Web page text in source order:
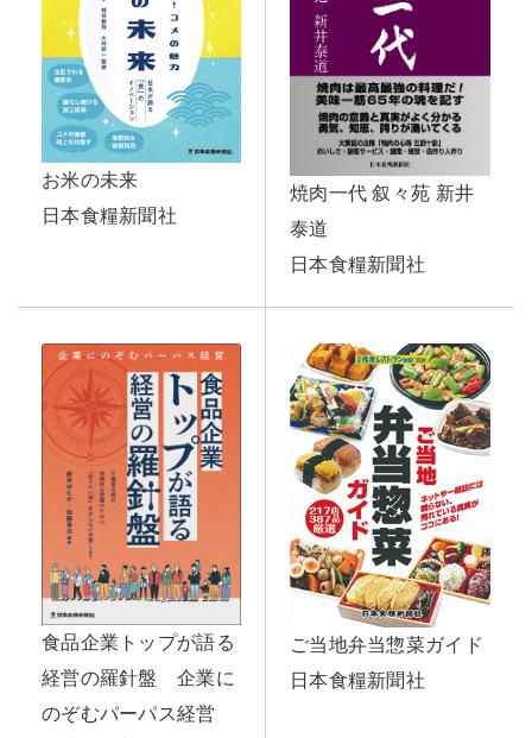
お米の未来
日本食糧新聞社
焼肉一代 叙々苑 新井
泰道
日本食糧新聞社
食品企業トップが語る
経営の羅針盤 企業に
のぞむパーパス経営
ご当地弁当惣菜ガイド
日本食糧新聞社